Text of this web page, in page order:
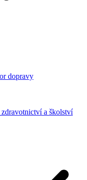
dopravy
a školství